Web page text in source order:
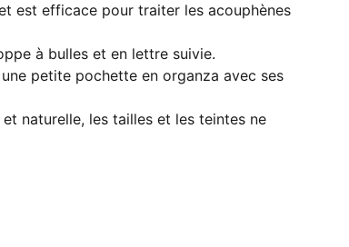
est efficace pour traiter les acouphènes
à bulles et en lettre suivie.
petite pochette en organza avec ses
naturelle, les tailles et les teintes ne